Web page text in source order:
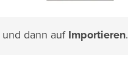
und dann auf Importieren.